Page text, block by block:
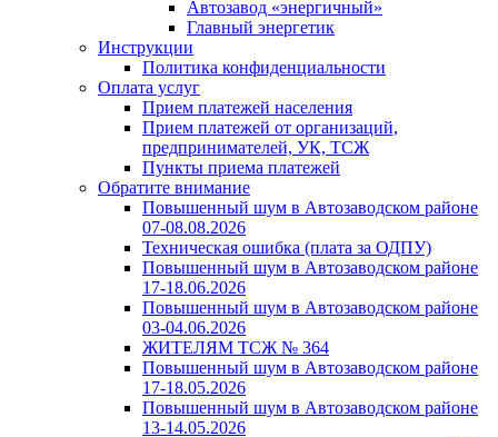
Автозавод «энергичный»
Главный энергетик
Инструкции
Политика конфиденциальности
Оплата услуг
Прием платежей населения
Прием платежей от организаций,
предпринимателей, УК, ТСЖ
Пункты приема платежей
Обратите внимание
Повышенный шум в Автозаводском районе
07-08.08.2026
Техническая ошибка (плата за ОДПУ)
Повышенный шум в Автозаводском районе
17-18.06.2026
Повышенный шум в Автозаводском районе
03-04.06.2026
ЖИТЕЛЯМ ТСЖ № 364
Повышенный шум в Автозаводском районе
17-18.05.2026
Повышенный шум в Автозаводском районе
13-14.05.2026